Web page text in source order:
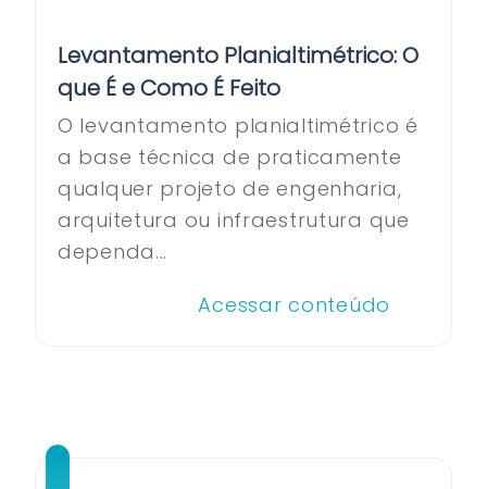
Levantamento Planialtimétrico: O
que É e Como É Feito
O levantamento planialtimétrico é
a base técnica de praticamente
qualquer projeto de engenharia,
arquitetura ou infraestrutura que
dependa...
Acessar conteúdo